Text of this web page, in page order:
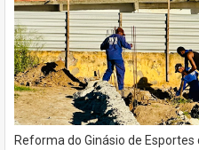
Reforma do Ginásio de Esportes